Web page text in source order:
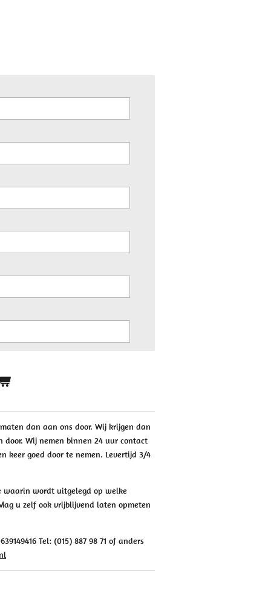
dan aan ons door. Wij krijgen dan
Wij nemen binnen 24 uur contact
keer goed door te nemen. Levertijd 3/4
waarin wordt uitgelegd op welke
u zelf ook vrijblijvend laten opmeten
Tel: (015) 887 98 71 of anders